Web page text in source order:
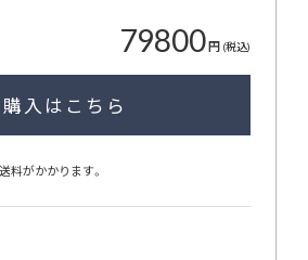
79800円 (税込)
購入はこちら
がかかります。